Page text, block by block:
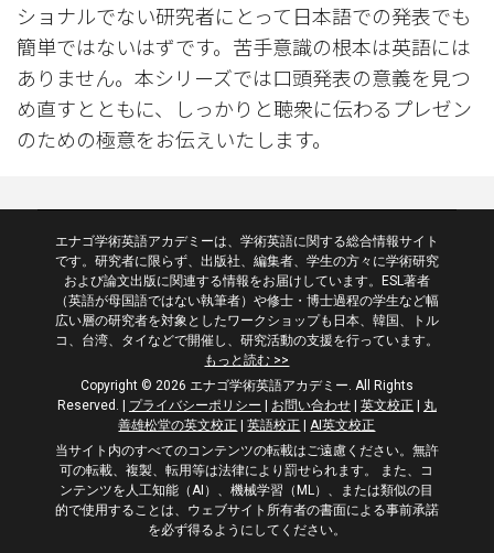
ショナルでない研究者にとって日本語での発表でも
簡単ではないはずです。苦手意識の根本は英語には
ありません。本シリーズでは口頭発表の意義を見つ
め直すとともに、しっかりと聴衆に伝わるプレゼン
のための極意をお伝えいたします。
エナゴ学術英語アカデミーは、学術英語に関する総合情報サイト
です。研究者に限らず、出版社、編集者、学生の方々に学術研究
および論文出版に関連する情報をお届けしています。ESL著者
（英語が母国語ではない執筆者）や修士・博士過程の学生など幅
広い層の研究者を対象としたワークショップも日本、韓国、トル
コ、台湾、タイなどで開催し、研究活動の支援を行っています。
もっと読む >>
Copyright © 2026 エナゴ学術英語アカデミー. All Rights
Reserved.
プライバシーポリシー お問い合わせ| 英文校正
丸
善雄松堂の英文校正
|英語校正 |AI英文校正
当サイト内のすべてのコンテンツの転載はご遠慮ください。無許
可の転載、複製、転用等は法律により罰せられます。 また、コ
ンテンツを人工知能（AI）、機械学習（ML）、または類似の目
的で使用することは、ウェブサイト所有者の書面による事前承諾
を必ず得るようにしてください。